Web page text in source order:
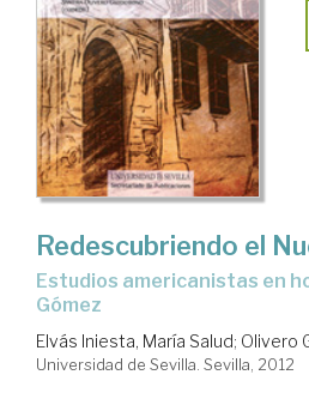
Redescubriendo el
estudios americanistas en homenje a Carmen
Gómez
Elvás Iniesta, María Salud; Olivero
Universidad de Sevilla. Sevilla, 2012